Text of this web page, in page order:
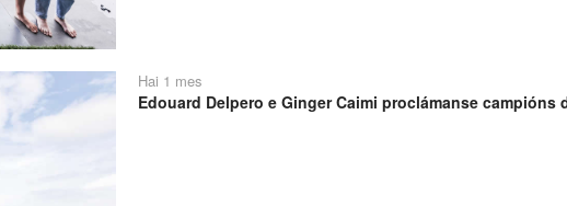
Hai 1 mes
Edouard Delpero e Ginger Caimi proclámanse campións